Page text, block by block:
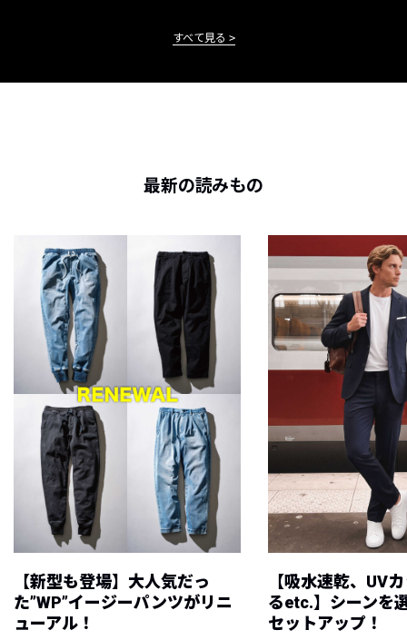
すべて見る
最新の読みもの
【新型も登場】大人気だっ
た”WP”イージーパンツがリニ
ューアル！
【吸水速乾、UV
るetc.】シーンを
セットアップ！